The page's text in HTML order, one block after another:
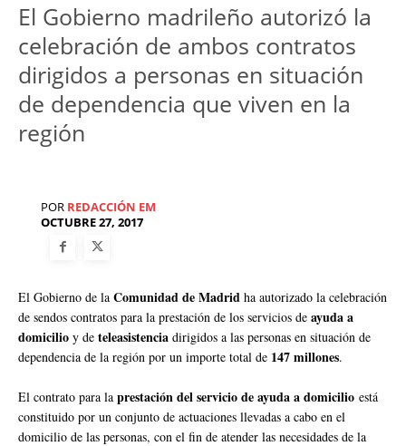
El Gobierno madrileño autorizó la
celebración de ambos contratos
dirigidos a personas en situación
de dependencia que viven en la
región
POR REDACCIÓN EM
OCTUBRE 27, 2017
El Gobierno de la Comunidad de Madrid ha autorizado la celebración
de sendos contratos para la prestación de los servicios de ayuda a
domicilio y de teleasistencia dirigidos a las personas en situación de
dependencia de la región por un importe total de 147 millones.
El contrato para la prestación del servicio de ayuda a domicilio está
constituido por un conjunto de actuaciones llevadas a cabo en el
domicilio de las personas, con el fin de atender las necesidades de la